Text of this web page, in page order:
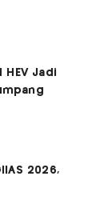
Jadi
2026,